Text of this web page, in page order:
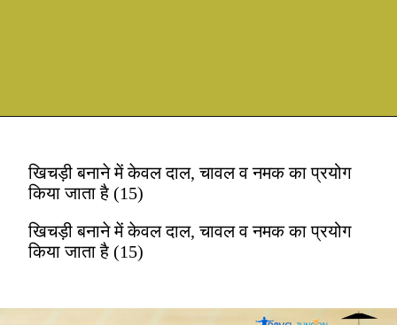
खिचड़ी बनाने में केवल दाल, चावल व नमक का प्रयोग
किया जाता है (15)
खिचड़ी बनाने में केवल दाल, चावल व नमक का प्रयोग
किया जाता है (15)